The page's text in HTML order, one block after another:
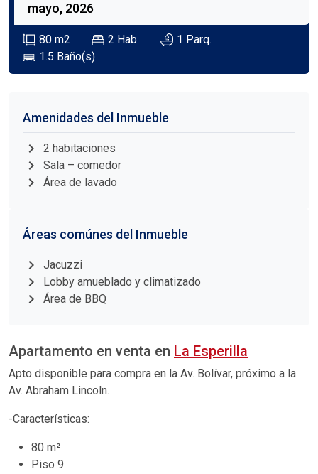
mayo, 2026
80 m2 2 Hab. 1 Parq.
1.5 Baño(s)
Amenidades del Inmueble
chevron_right 2 habitaciones
chevron_right Sala – comedor
chevron_right Área de lavado
Áreas comúnes del Inmueble
chevron_right Jacuzzi
chevron_right Lobby amueblado y climatizado
chevron_right Área de BBQ
Apartamento en venta en La Esperilla
Apto disponible para compra en la Av. Bolívar, próximo a la
Av. Abraham Lincoln.
-Características:
80 m²
Piso 9